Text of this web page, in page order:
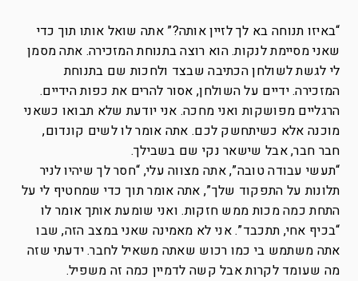
“באיזו תנוחה בא לך לזיין אותה?” אתה שואל אותו תוך כדי
שאני מסיימת לנקות. הוא רוצה בתנוחת המזכירה. אתה מסמן
לי לגשת לשולחן הכתיבה שבצד ולחכות שם בתנוחת
המזכירה. ידיים על השולחן, אסור להרים את כפות הידיים.
הרגליים מפושקות ואני מחכה. אני יודעת שלא תבואו כשאני
מוכנה אלא כשיתחשק לכם. אתה אומר לו לשים קונדום,
חבר חבר, אבל שישאר נקי שם בשבילך.
“תעשי עבודה טובה”, אתה מצווה עלי, “חסר לך שיהיו לניר
תלונות על התפקוד שלך”, אתה אומר תוך כדי שמחטיף לי על
התחת כמה מכות ממש חזקות. ואני שומעת אותך אומר לו
“בכיף אחי, תתכבד”. אני לא מאמינה שאני במצב הזה, שבו
אתה משתמש בי כמו רכוש שאתה משאיל לחבר. ידעתי שזה
מה שעומד לקרות אבל קשה לדמיין כמה זה משפיל.